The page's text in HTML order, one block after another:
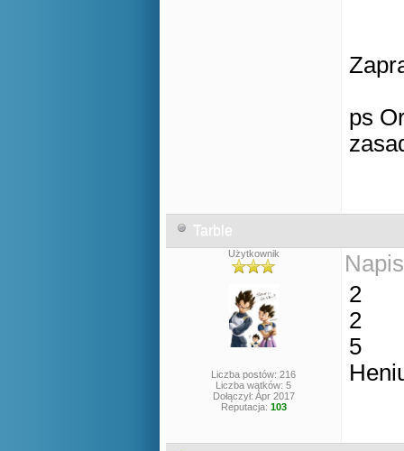
ps
Tarble
Użytkownik
Liczba postów: 216
Liczba wątków: 5
Dołączył: Apr 2017
Reputacja: 103
2
2
5